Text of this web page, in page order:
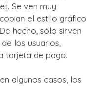
Se ven muy
el estilo gráfico
hecho, sólo sirven
los usuarios,
tarjeta de pago.
algunos casos, los